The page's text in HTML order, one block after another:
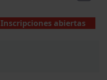
Inscripciones abiertas